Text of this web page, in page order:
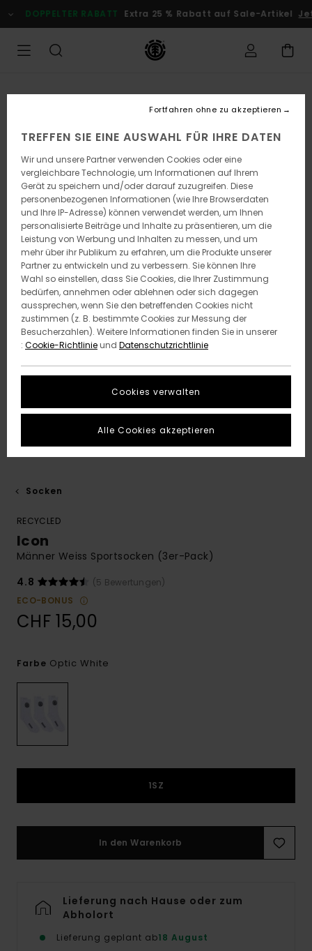
zur
Produktinformation
DOPPELTER RABATT Extra 25 % Rabatt auf Sale-Artikel
Socken
RECYCLED
Icon
Männer Weiss Sportsocken (3er-Pack)
4.8
(5 Bewertungen)
ECO-BONUS
CHF 15,00
Farbe Optic White
1SZ
In den Warenkorb
Lieferung nach Hause oder zum
Abholort
Lieferung geplant ab18 August
TREFFEN SIE EINE AUSWAHL FÜR IHRE DATEN
Wir und unsere Partner verwenden Cookies oder eine
vergleichbare Technologie, um Informationen auf Ihrem
Gerät zu speichern und/oder darauf zuzugreifen. Diese
personenbezogenen Informationen (wie Ihre Browserdaten
und Ihre IP-Adresse) können verwendet werden, um Ihnen
personalisierte Beiträge und Inhalte zu präsentieren, um die
Leistung von Werbung und Inhalten zu messen, und um
mehr über ihr Publikum zu erfahren, um die Produkte unserer
Partner zu entwickeln und zu verbessern. Sie können Ihre
Wahl so einstellen, dass Sie Cookies, die Ihrer Zustimmung
bedürfen, annehmen oder ablehnen oder sich dagegen
aussprechen, wenn Sie den betreffenden Cookies nicht
zustimmen (z. B. bestimmte Cookies zur Messung der
Besucherzahlen). Weitere Informationen finden Sie in unserer
: Cookie-Richtlinieund Datenschutzrichtlinie
Cookies verwalten
Fortfahren ohne zu akzeptieren
Alle Cookies akzeptieren